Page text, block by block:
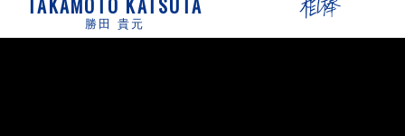
TAKAMOTO KATSUTA
勝田 貴元